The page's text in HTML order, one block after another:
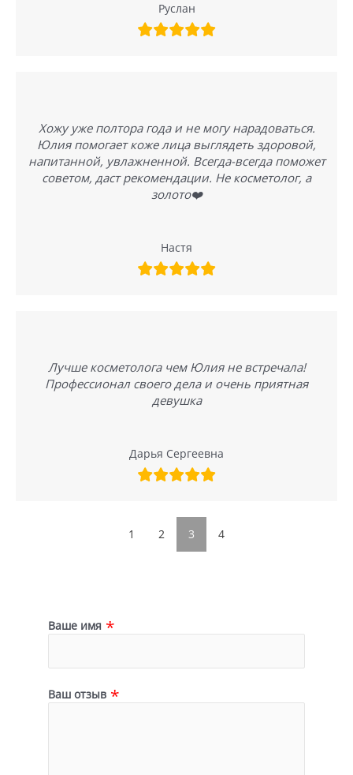
Руслан
Хожу уже полтора года и не могу нарадоваться.
Юлия помогает коже лица выглядеть здоровой,
напитанной, увлажненной. Всегда-всегда поможет
советом, даст рекомендации. Не косметолог, а
золото❤️
Настя
Лучше косметолога чем Юлия не встречала!
Профессионал своего дела и очень приятная
девушка
Дарья Сергеевна
1 2 3 4
Ваше имя
Ваш отзыв